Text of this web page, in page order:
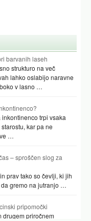
barvanih laseh
strukturo na več
lahko oslabijo naravne
v lasno …
trpi vsaka
kar pa ne
…
– sproščen slog za
prav tako so čevlji, ki jih
gremo na jutranjo …
pripomočki
drugem priročnem